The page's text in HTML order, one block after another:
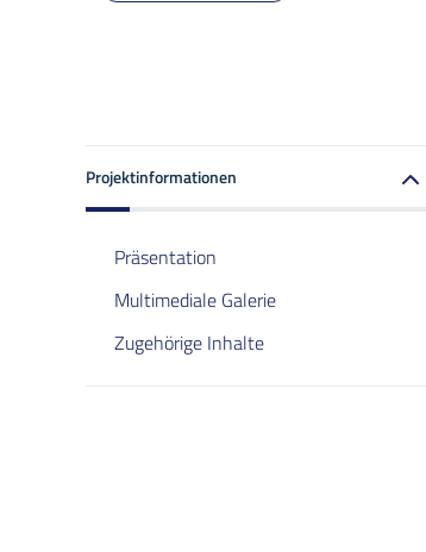
Projektinformationen
Präsentation
Multimediale Galerie
Zugehörige Inhalte